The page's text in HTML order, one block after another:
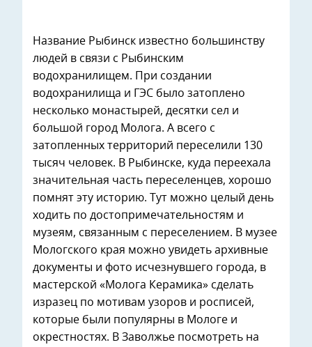
Название Рыбинск известно большинству
людей в связи с Рыбинским
водохранилищем. При создании
водохранилища и ГЭС было затоплено
несколько монастырей, десятки сел и
большой город Молога. А всего с
затопленных территорий переселили 130
тысяч человек. В Рыбинске, куда переехала
значительная часть переселенцев, хорошо
помнят эту историю. Тут можно целый день
ходить по достопримечательностям и
музеям, связанным с переселением. В музее
Мологского края можно увидеть архивные
документы и фото исчезнувшего города, в
мастерской «Молога Керамика» сделать
изразец по мотивам узоров и росписей,
которые были популярны в Мологе и
окрестностях. В Заволжье посмотреть на